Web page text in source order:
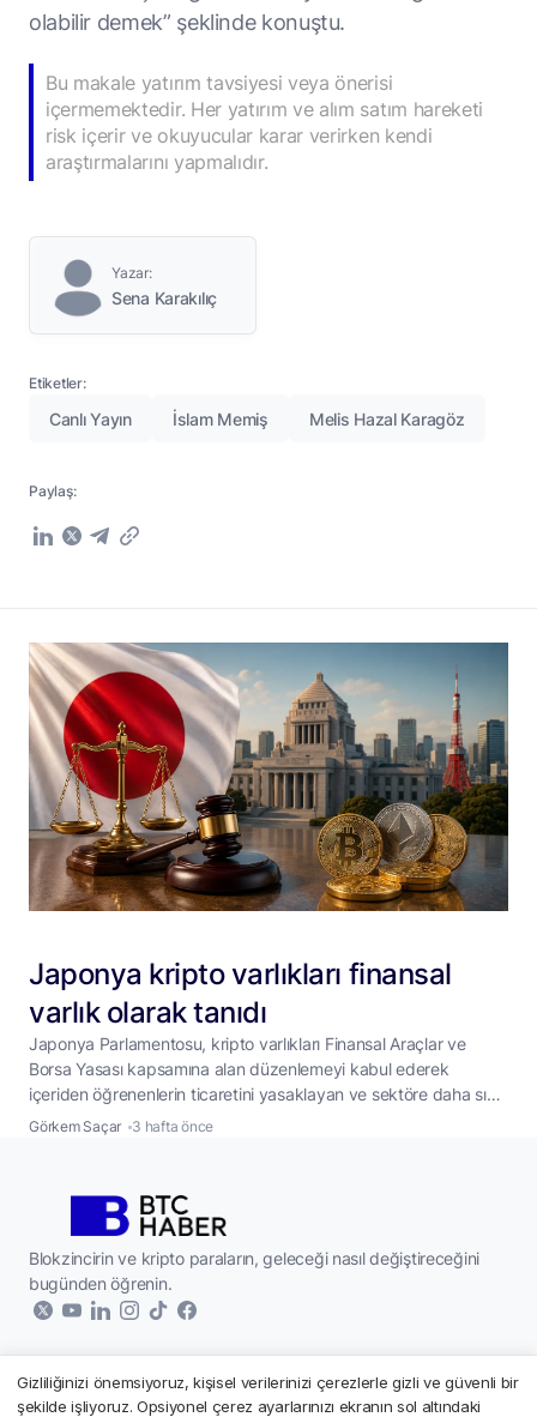
Paylaş:
olabilir demek” şeklinde konuştu.
Bu makale yatırım tavsiyesi veya önerisi
içermemektedir. Her yatırım ve alım satım hareketi
risk içerir ve okuyucular karar verirken kendi
araştırmalarını yapmalıdır.
Yazar:
Sena Karakılıç
Etiketler:
Canlı Yayın İslam Memiş Melis Hazal Karagöz
Japonya kripto varlıkları finansal
varlık olarak tanıdı
Japonya Parlamentosu, kripto varlıkları Finansal Araçlar ve
Borsa Yasası kapsamına alan düzenlemeyi kabul ederek
içeriden öğrenenlerin ticaretini yasaklayan ve sektöre daha sıkı
denetim getiren yeni kuralları yürürlüğe soktu. Japonya, kripto
Çarşamba günü parlamentodan geçen değişikliklerle birlikte
dijital varlıklar artık Ödeme Hizmetleri
Görkem Saçar 3 hafta önce
Blokzincirin ve kripto paraların, geleceği nasıl değiştireceğini
bugünden öğrenin.
Kurumsal
Gizliliğinizi önemsiyoruz, kişisel verilerinizi çerezlerle gizli ve güvenli bir
şekilde işliyoruz. Opsiyonel çerez ayarlarınızı ekranın sol altındaki